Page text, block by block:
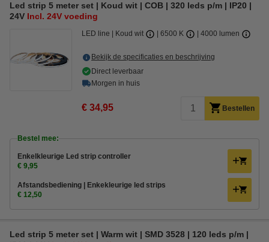
Led strip 5 meter set | Koud wit | COB | 320 leds p/m | IP20 |
24V Incl. 24V voeding
LED line Koud wit 6500 K 4000 lumen
Bekijk de specificaties en beschrijving
Direct leverbaar
Morgen in huis
€ 34,95 Bestellen
Bestel mee:
Enkelkleurige Led strip controller
€ 9,95
Afstandsbediening | Enkekleurige led strips
€ 12,50
Led strip 5 meter set | Warm wit | SMD 3528 | 120 leds p/m |